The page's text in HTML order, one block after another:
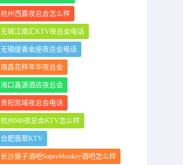
杭州西嘉夜总会怎么样
无锡江南汇KTV夜总会电话
无锡缇香金座夜总会电话
南昌花样年华夜总会
海口鑫源酒店夜总会
贵阳凯域夜总会电话
杭州M8夜总会KTV怎么样
合肥翡翠KTV
长沙猴子酒吧SupreMonkey酒吧怎么样